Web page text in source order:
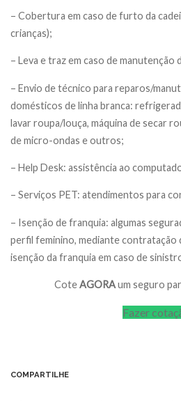
– Cobertura em caso de furto da
crianças);
– Leva e traz em caso de manutenção
– Envio de técnico para reparos/
domésticos de linha branca:
lavar roupa/louça, máquina de secar
de micro-ondas e outros;
– Help Desk: assistência ao
– Serviços PET: atendimentos para
– Isenção de franquia: algumas
perfil feminino, mediante contratação
isenção da franquia em caso de
CoteAGORAum seguro
Fazer
COMPARTILHE